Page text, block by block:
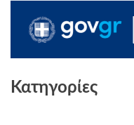
Κατηγορίες